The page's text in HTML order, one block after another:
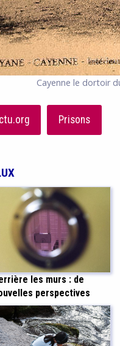
Cayenne le dortoir
Prisons
les murs : de
perspectives